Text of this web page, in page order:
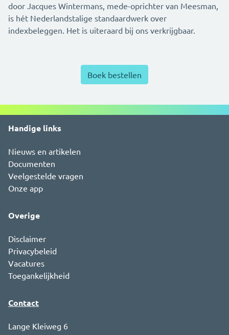
door Jacques Wintermans, mede-oprichter van Meesman,
is hét Nederlandstalige standaardwerk over
indexbeleggen. Het is uiteraard bij ons verkrijgbaar.
Boek bestellen
Handige links
Nieuws en artikelen
Documenten
Veelgestelde vragen
Onze app
Overige
Disclaimer
Privacybeleid
Vacatures
Toegankelijkheid
Contact
Lange Kleiweg 6